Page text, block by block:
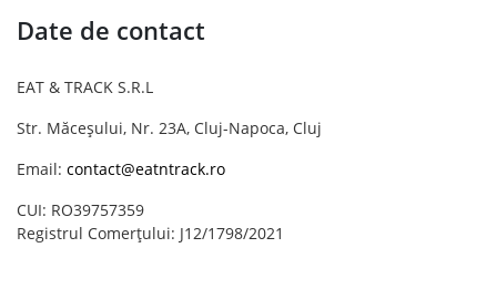
Date de contact
EAT & TRACK S.R.L
Str. Măceșului, Nr. 23A, Cluj-Napoca, Cluj
Email: contact@eatntrack.ro
CUI: RO39757359
Registrul Comerțului: J12/1798/2021